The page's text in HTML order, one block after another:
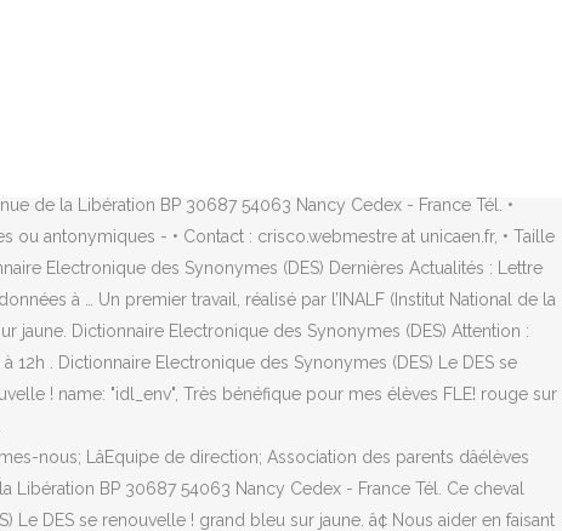
de mots, vieillis, archaïques, etc. Liste de synonymes pour à
de la Libération BP 30687 54063 Nancy Cedex - France Tél. •
antonymiques - • Contact : crisco.webmestre at unicaen.fr, • Taille
Electronique des Synonymes (DES) Dernières Actualités : Lettre
à … Un premier travail, réalisé par l’INALF (Institut National de la
jaune. Dictionnaire Electronique des Synonymes (DES) Attention :
. Dictionnaire Electronique des Synonymes (DES) Le DES se
! name: "idl_env", Très bénéfique pour mes élèves FLE! rouge sur
LâEquipe de direction; Association des parents dâélèves
BP 30687 54063 Nancy Cedex - France Tél. Ce cheval
DES se renouvelle ! grand bleu sur jaune. â¢ Nous aider en faisant